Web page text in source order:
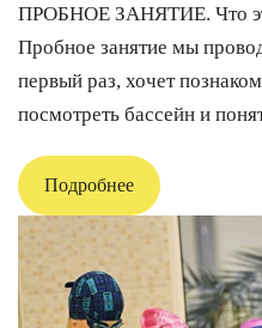
ПРОБНОЕ ЗАНЯТИЕ. Что
Пробное занятие мы
первый раз, хочет
посмотреть бассейн и
Подробнее